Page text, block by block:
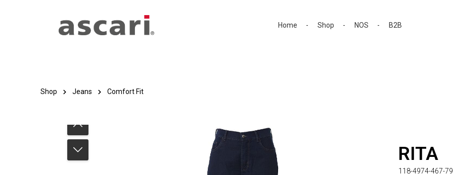
Home
Shop NOS B2B
Shop Jeans Comfort Fit
RITA
118-4974-467-